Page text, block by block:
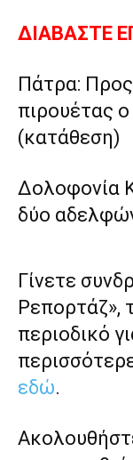
ΔΙΑΒΑΣΤΕ
Πάτρα:
πιρουέτας
(κατάθεση)
Δολοφονία
δύο
Γίνετε
Ρεπορτάζ»,
περιοδικό
εδώ.